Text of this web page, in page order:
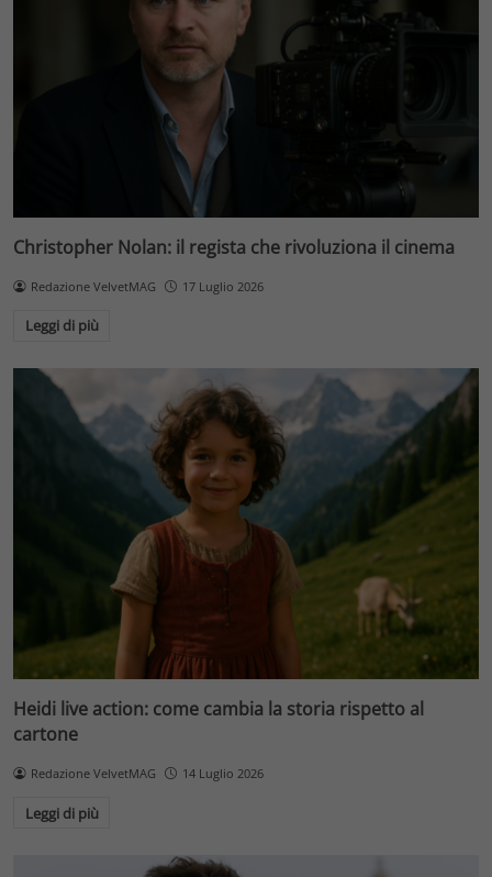
Christopher Nolan: il regista che rivoluziona il cinema
Redazione VelvetMAG 17 Luglio 2026
Leggi di più
Heidi live action: come cambia la storia rispetto al
cartone
Redazione VelvetMAG 14 Luglio 2026
Leggi di più